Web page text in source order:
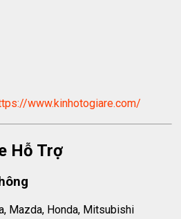
www.kinhotogiare.com/
Hỗ Trợ
Mazda, Honda, Mitsubishi